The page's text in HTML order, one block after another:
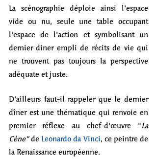
La scénographie déploie ainsi l'espace
vide ou nu, seule une table occupant
l'espace de l'action et symbolisant un
dernier diner empli de récits de vie qui
ne trouvent pas toujours la perspective
adéquate et juste.
D'ailleurs faut-il rappeler que le dernier
dîner est une thématique qui renvoie en
premier réflexe au chef-d'œuvre "La
Cène" de Leonardo da Vinci, ce peintre de
la Renaissance européenne.